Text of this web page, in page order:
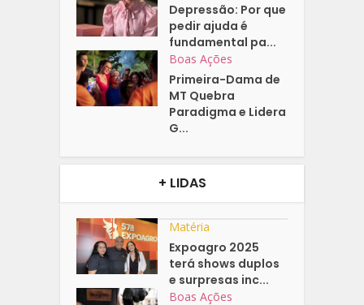
Depressão: Por que
pedir ajuda é
fundamental pa...
Boas Ações
Primeira-Dama de
MT Quebra
Paradigma e Lidera
G...
+ LIDAS
Matéria
Expoagro 2025
terá shows duplos
e surpresas inc...
Boas Ações